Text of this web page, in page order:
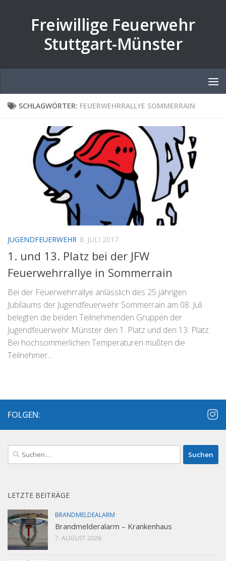
Freiwillige Feuerwehr
Stuttgart-Münster
SCHLAGWÖRTER: FEUERWEHRRALLYE SOMMERRAIN
JUGENDFEUERWEHR 8. JULI 2017
1. und 13. Platz bei der JFW
Feuerwehrrallye in Sommerrain
Bei der Feuerwehrrallye anlässlich des 25 jährigen
Jubiläums der Jugendfeuerwehr Sommerrain am 08. Juli
belegten die beiden Teilnehmenden Gruppen der
Jugendfeuerwehr Münster den 1. Platz und den 13. Platz.
Bei hochsommerlichen Temperaturen mußten die
Teilnehmer...
FOLGEN:
Suchen
nach:
LETZTE BEITRÄGE
BRANDMELDEALARM
Brandmelderalarm – Krankenhaus
7. AUGUST 2026